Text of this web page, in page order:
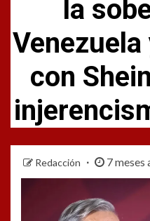
la
con
Redacción 7 meses